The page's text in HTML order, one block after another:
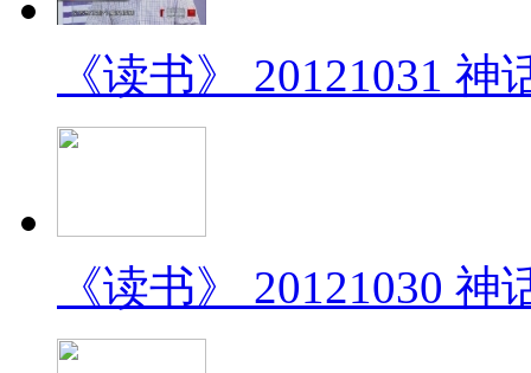
《读书》 20121031
《读书》 20121030